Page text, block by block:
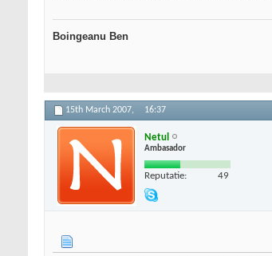
Boingeanu Ben
15th March 2007, 16:37
Netul
Ambasador
Reputatie: 49